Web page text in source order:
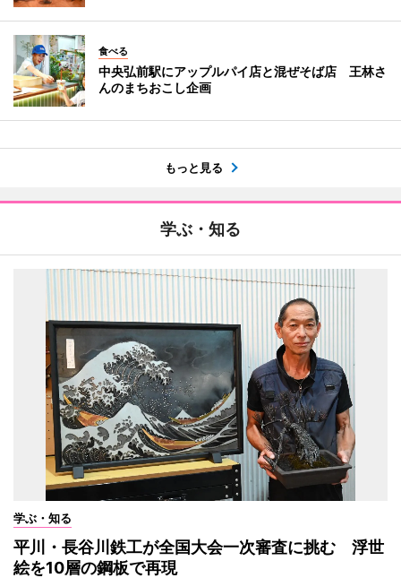
食べる
中央弘前駅にアップルパイ店と混ぜそば店 王林さ
んのまちおこし企画
もっと見る
学ぶ・知る
学ぶ・知る
平川・長谷川鉄工が全国大会一次審査に挑む 浮世
絵を10層の鋼板で再現